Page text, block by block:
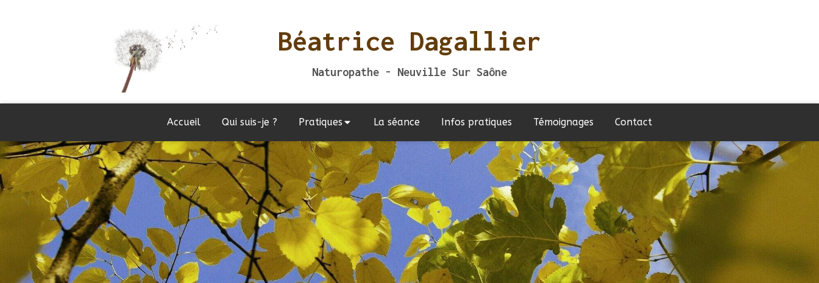
Béatrice Dagallier
Naturopathe - Neuville Sur Saône
Accueil Qui suis-je ? Pratiques La séance Infos pratiques Témoignages Contact